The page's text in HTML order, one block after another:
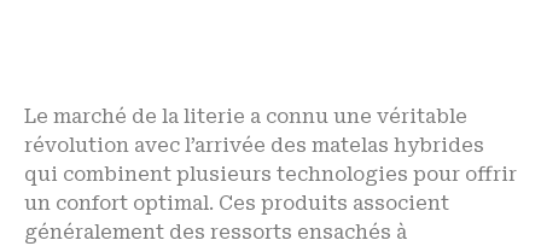
Le marché de la literie a connu une véritable
révolution avec l’arrivée des matelas hybrides
qui combinent plusieurs technologies pour offrir
un confort optimal. Ces produits associent
généralement des ressorts ensachés à